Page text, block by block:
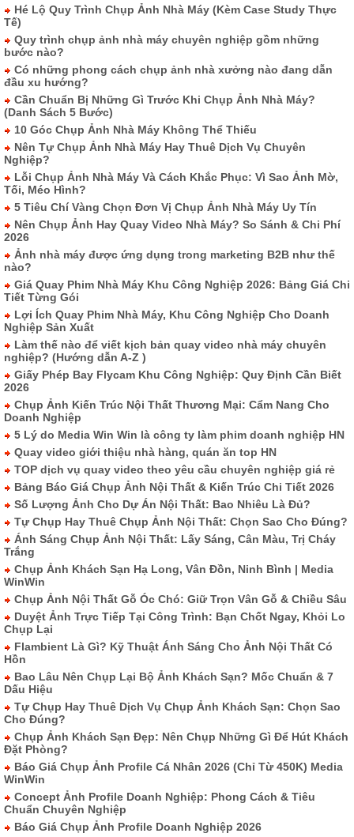
Hé Lộ Quy Trình Chụp Ảnh Nhà Máy (Kèm Case Study Thực
Tế)
Quy trình chụp ảnh nhà máy chuyên nghiệp gồm những
bước nào?
Có những phong cách chụp ảnh nhà xưởng nào đang dẫn
đầu xu hướng?
Cần Chuẩn Bị Những Gì Trước Khi Chụp Ảnh Nhà Máy?
(Danh Sách 5 Bước)
10 Góc Chụp Ảnh Nhà Máy Không Thể Thiếu
Nên Tự Chụp Ảnh Nhà Máy Hay Thuê Dịch Vụ Chuyên
Nghiệp?
Lỗi Chụp Ảnh Nhà Máy Và Cách Khắc Phục: Vì Sao Ảnh Mờ,
Tối, Méo Hình?
5 Tiêu Chí Vàng Chọn Đơn Vị Chụp Ảnh Nhà Máy Uy Tín
Nên Chụp Ảnh Hay Quay Video Nhà Máy? So Sánh & Chi Phí
2026
Ảnh nhà máy được ứng dụng trong marketing B2B như thế
nào?
Giá Quay Phim Nhà Máy Khu Công Nghiệp 2026: Bảng Giá Chi
Tiết Từng Gói
Lợi Ích Quay Phim Nhà Máy, Khu Công Nghiệp Cho Doanh
Nghiệp Sản Xuất
Làm thế nào để viết kịch bản quay video nhà máy chuyên
nghiệp? (Hướng dẫn A-Z )
Giấy Phép Bay Flycam Khu Công Nghiệp: Quy Định Cần Biết
2026
Chụp Ảnh Kiến Trúc Nội Thất Thương Mại: Cẩm Nang Cho
Doanh Nghiệp
5 Lý do Media Win Win là công ty làm phim doanh nghiệp HN
Quay video giới thiệu nhà hàng, quán ăn top HN
TOP dịch vụ quay video theo yêu cầu chuyên nghiệp giá rẻ
Bảng Báo Giá Chụp Ảnh Nội Thất & Kiến Trúc Chi Tiết 2026
Số Lượng Ảnh Cho Dự Án Nội Thất: Bao Nhiêu Là Đủ?
Tự Chụp Hay Thuê Chụp Ảnh Nội Thất: Chọn Sao Cho Đúng?
Ánh Sáng Chụp Ảnh Nội Thất: Lấy Sáng, Cân Màu, Trị Cháy
Trắng
Chụp Ảnh Khách Sạn Hạ Long, Vân Đồn, Ninh Bình | Media
WinWin
Chụp Ảnh Nội Thất Gỗ Óc Chó: Giữ Trọn Vân Gỗ & Chiều Sâu
Duyệt Ảnh Trực Tiếp Tại Công Trình: Bạn Chốt Ngay, Khỏi Lo
Chụp Lại
Flambient Là Gì? Kỹ Thuật Ánh Sáng Cho Ảnh Nội Thất Có
Hồn
Bao Lâu Nên Chụp Lại Bộ Ảnh Khách Sạn? Mốc Chuẩn & 7
Dấu Hiệu
Tự Chụp Hay Thuê Dịch Vụ Chụp Ảnh Khách Sạn: Chọn Sao
Cho Đúng?
Chụp Ảnh Khách Sạn Đẹp: Nên Chụp Những Gì Để Hút Khách
Đặt Phòng?
Báo Giá Chụp Ảnh Profile Cá Nhân 2026 (Chỉ Từ 450K) Media
WinWin
Concept Ảnh Profile Doanh Nghiệp: Phong Cách & Tiêu
Chuẩn Chuyên Nghiệp
Báo Giá Chụp Ảnh Profile Doanh Nghiệp 2026